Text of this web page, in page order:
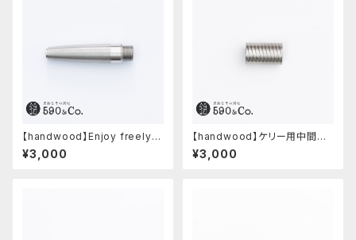
【handwood】Enjoy freely
前軸・滑り止め(ステンレス)
¥3,000
【handwood】ケリー用中間パ
ーツ/カスタムグリップ (多条/ス
テンレス)
¥3,000